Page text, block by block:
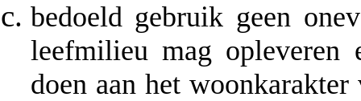
bedoeld gebruik geen
leefmilieu mag opleveren
doen aan het